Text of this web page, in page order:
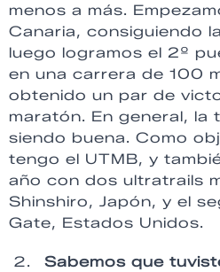
menos a más.
Canaria, consiguiendo
luego logramos el 2º
en una carrera de 100
obtenido un par de
maratón. En general, la
siendo buena. Como
tengo el UTMB, y
año con dos ultratrails
Shinshiro, Japón, y el
Gate, Estados Unidos.
Sabemos que